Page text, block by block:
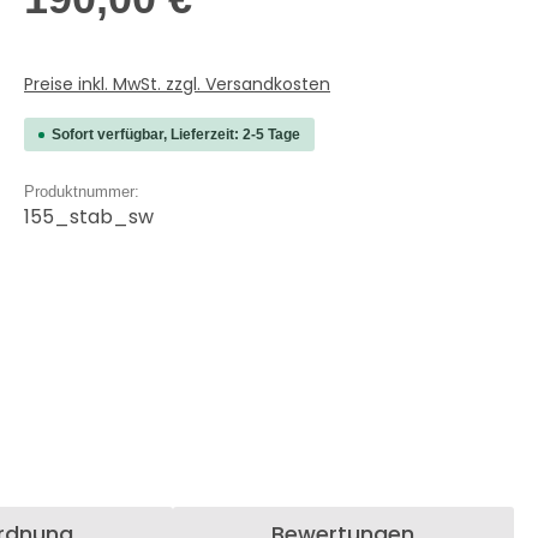
Preise inkl. MwSt. zzgl. Versandkosten
Sofort verfügbar, Lieferzeit: 2-5 Tage
Produktnummer:
155_stab_sw